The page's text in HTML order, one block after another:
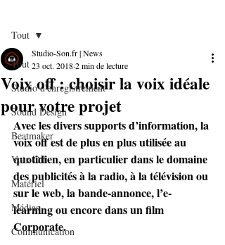
Tout
Studio d'enregistrement
Sound Design
Beatmaker
Voix Off
Matériel
Médias
Communication
Tout
Voix off : choisir la voix idéale
pour votre projet
Studio-Son.fr | News
23 oct. 20182 min de lecture
Avec les divers supports d’information, la
voix off est de plus en plus utilisée au
quotidien, en particulier dans le domaine
des publicités à la radio, à la télévision ou
sur le web, la bande-annonce, l’e-
learning ou encore dans un film
Corporate.